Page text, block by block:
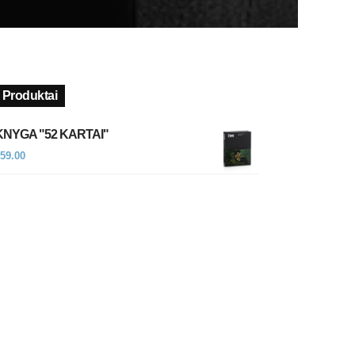
Produktai
"52 KARTAI"
59.00